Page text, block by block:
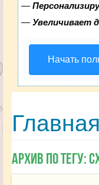
—
— Увеличивает
Начать
Главная
Архив по Тегу: